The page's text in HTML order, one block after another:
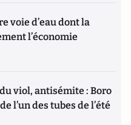
voie d’eau dont la
l’économie
viol, antisémite : Boro
l’un des tubes de l’été